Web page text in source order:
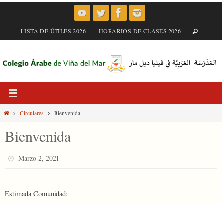
LISTA DE ÚTILES 2026 HORARIOS DE CLASES 2026
HomeCirculares Bienvenida
Bienvenida
Marzo 2, 2021
Estimada Comunidad: